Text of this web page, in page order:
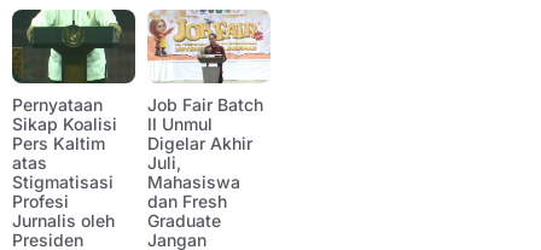
Pernyataan
Sikap Koalisi
Pers Kaltim
atas
Stigmatisasi
Profesi
Jurnalis oleh
Presiden
Job Fair Batch
II Unmul
Digelar Akhir
Juli,
Mahasiswa
dan Fresh
Graduate
Jangan